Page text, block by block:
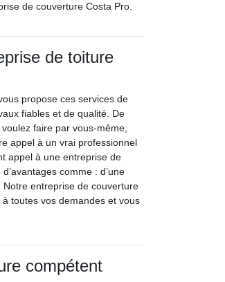
de couverture Costa Pro.
de toiture
propose ces services de
fiables et de qualité. De
faire par vous-même,
appel à un vrai professionnel
appel à une entreprise de
comme : d’une
entreprise de couverture
toutes vos demandes et vous
compétent